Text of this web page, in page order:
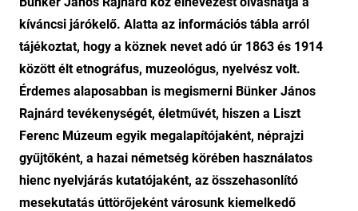
kíváncsi járókelő. Alatta az információs tábla arról
tájékoztat, hogy a köznek nevet adó úr 1863 és 1914
között élt etnográfus, muzeológus, nyelvész volt.
Érdemes alaposabban is megismerni Bünker János
Rajnárd tevékenységét, életművét, hiszen a Liszt
Ferenc Múzeum egyik megalapítójaként, néprajzi
gyűjtőként, a hazai németség körében használatos
hienc nyelvjárás kutatójaként, az összehasonlító
mesekutatás úttörőjeként városunk kiemelkedő